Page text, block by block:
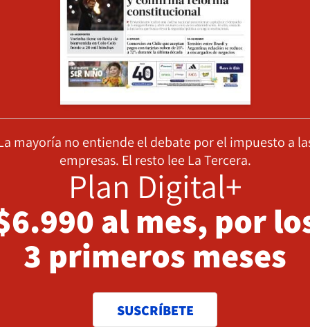
mayoría no entiende el debate por el impuesto a
empresas. El resto lee La Tercera.
Plan Digital+
al mes, por
3 primeros meses
SUSCRÍBETE